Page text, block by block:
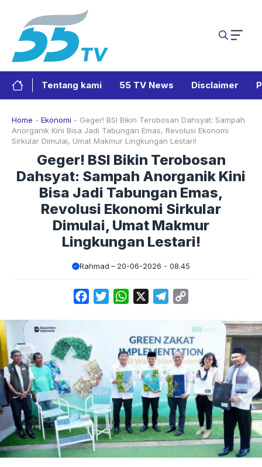
Tentang kami 55 TV News Disclaimer
Home - Ekonomi - Geger! BSI Bikin Terobosan Dahsyat: Sampah
Anorganik Kini Bisa Jadi Tabungan Emas, Revolusi Ekonomi
Sirkular Dimulai, Umat Makmur Lingkungan Lestari!
Geger! BSI Bikin Terobosan
Dahsyat: Sampah Anorganik Kini
Bisa Jadi Tabungan Emas,
Revolusi Ekonomi Sirkular
Dimulai, Umat Makmur
Lingkungan Lestari!
Rahmad 20-06-2026 - 08.45
FacebookTwitterWhatsApp Telegram